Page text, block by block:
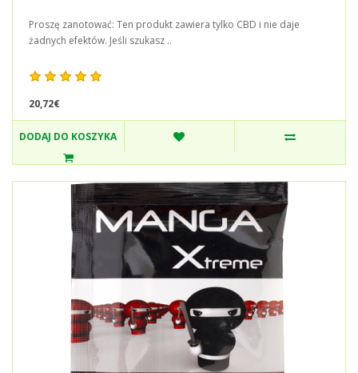
Proszę zanotować: Ten produkt zawiera tylko CBD i nie daje
żadnych efektów. Jeśli szukasz ..
20,72€
DODAJ DO KOSZYKA